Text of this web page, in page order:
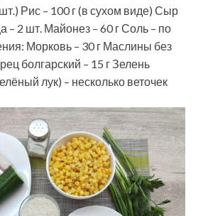
Рис – 100 г (в сухом виде) Сыр
– 2 шт. Майонез – 60 г Соль – по
Морковь – 30 г Маслины без
болгарский – 15 г Зелень
лук) – несколько веточек